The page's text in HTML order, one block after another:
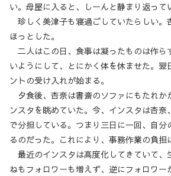
い。母屋に入ると、しーんと静まり返って
珍しく美津子も寝過ごしていたらしい。
ほっとした。
二人はこの日、食事は凝ったものは作ら
いようにして、とにかく体を休ませた。翌
ントの受け入れが始まる。
夕食後、杏奈は書斎のソファにもたれか
ンスタを眺めていた。今、インスタは杏
で分担している。つまり三日に一回、自分
るのだった。これにより、事務作業の負担
最近のインスタは高度化してきていて、
ねもフォロワーも増えず、逆にフォロワー